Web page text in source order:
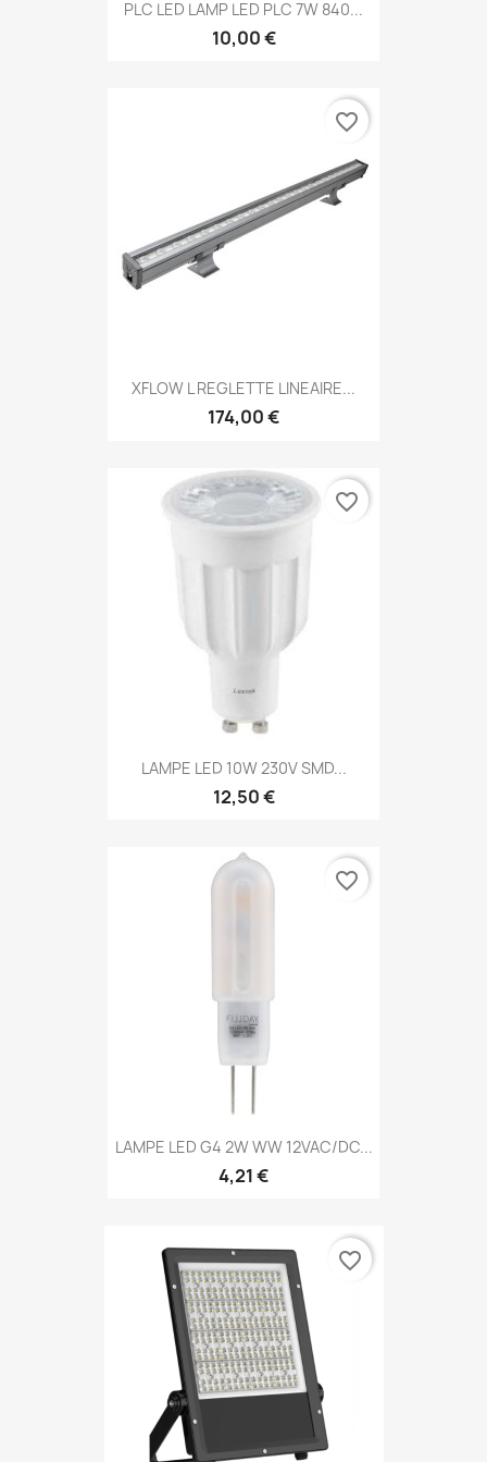
PLC LED LAMP LED PLC 7W 840...
10,00 €
XFLOW L REGLETTE LINEAIRE...
174,00 €
favorite_border
LAMPE LED 10W 230V SMD...
12,50 €
favorite_border
LAMPE LED G4 2W WW 12VAC/DC...
4,21 €
favorite_border
favorite_border